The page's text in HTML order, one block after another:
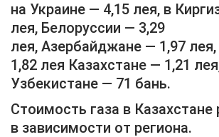
на Украине — 4,15 лея, в
лея, Белоруссии — 3,29
лея, Азербайджане — 1,97 лея,
1,82 лея Казахстане — 1,21
Узбекистане — 71 бань.
Стоимость газа в Казахстане
в зависимости от региона.